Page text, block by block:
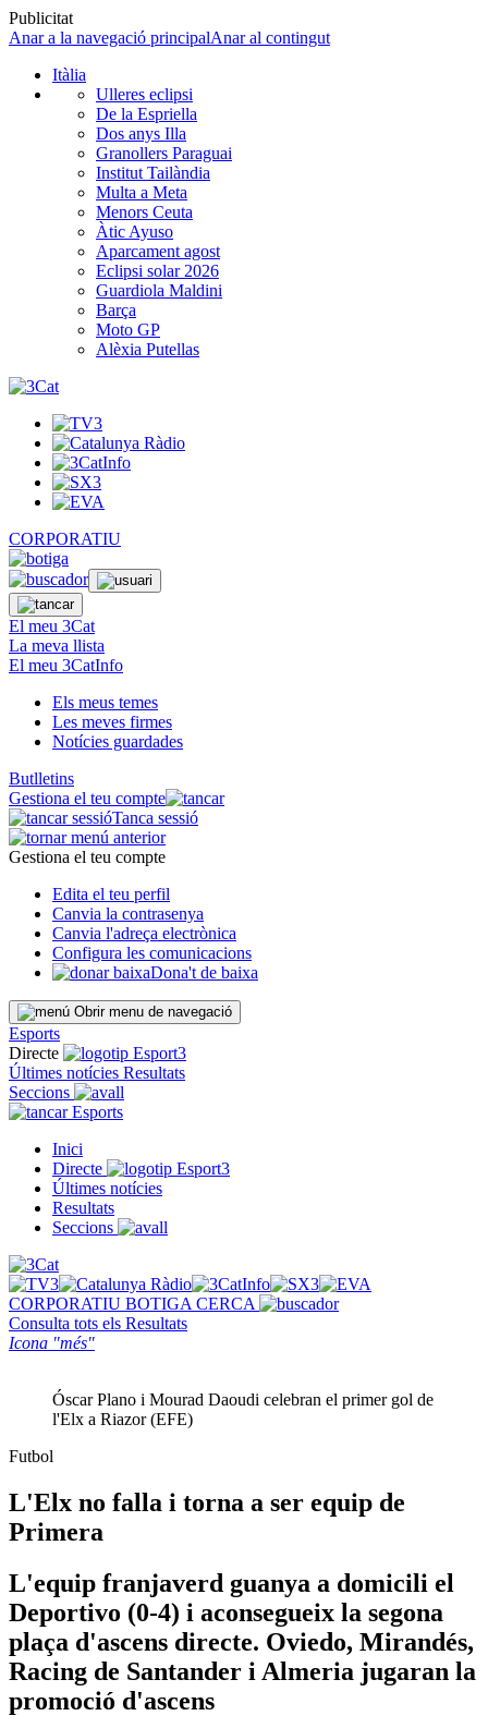
Publicitat
Anar a la navegació principalAnar al contingut
Itàlia
Ulleres eclipsi
De la Espriella
Dos anys Illa
Granollers Paraguai
Institut Tailàndia
Multa a Meta
Menors Ceuta
Àtic Ayuso
Aparcament agost
Eclipsi solar 2026
Guardiola Maldini
Barça
Moto GP
Alèxia Putellas
CORPORATIU
El meu 3Cat
La meva llista
El meu 3CatInfo
Els meus temes
Les meves firmes
Notícies guardades
Butlletins
Gestiona el teu compte
Tanca sessió
Gestiona el teu compte
Edita el teu perfil
Canvia la contrasenya
Canvia l'adreça electrònica
Configura les comunicacions
Dona't de baixa
Obrir menu de navegació
Esports
Directe
Últimes notícies Resultats
Seccions
Esports
Inici
Directe
Últimes notícies
Resultats
Seccions
CORPORATIU BOTIGA CERCA
Consulta tots els Resultats
Icona "més"
Óscar Plano i Mourad Daoudi celebran el primer gol de
l'Elx a Riazor (EFE)
Futbol
L'Elx no falla i torna a ser equip de
Primera
L'equip franjaverd guanya a domicili el
Deportivo (0-4) i aconsegueix la segona
plaça d'ascens directe. Oviedo, Mirandés,
Racing de Santander i Almeria jugaran la
promoció d'ascens